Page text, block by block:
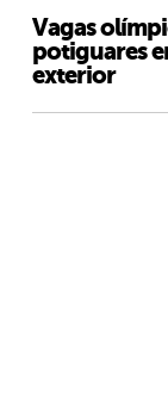
Vagas
potiguares
exterior